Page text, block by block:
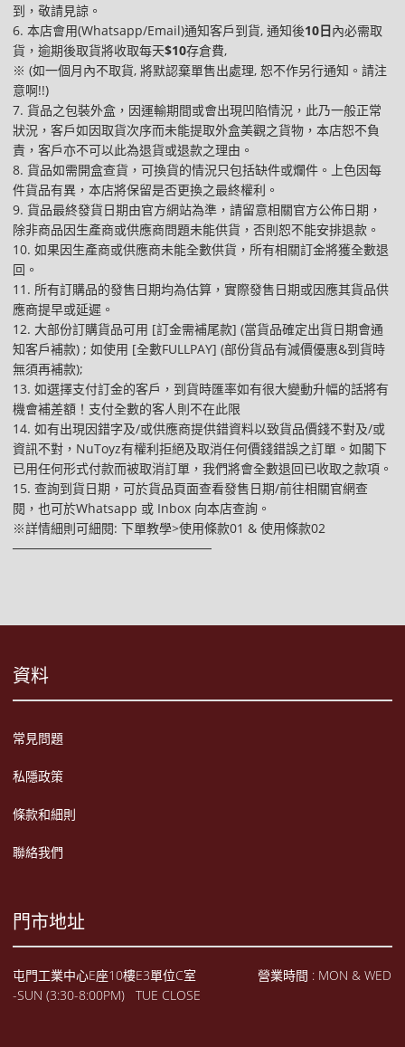
到，敬請見諒。
6. 本店會用(Whatsapp/Email)通知客戶到貨, 通知後10日內必需取
貨，逾期後取貨將收取每天$10存倉費,
※ (如一個月內不取貨, 將默認棄單售出處理, 恕不作另行通知。請注
意啊!!)
7. 貨品之包裝外盒，因運輸期間或會出現凹陷情況，此乃一般正常
狀況，客戶如因取貨次序而未能提取外盒美觀之貨物，本店恕不負
責，客戶亦不可以此為退貨或退款之理由。
8. 貨品如需開盒查貨，可換貨的情況只包括缺件或爛件。上色因每
件貨品有異，本店將保留是否更換之最終權利。
9. 貨品最終發貨日期由官方網站為準，請留意相關官方公佈日期，
除非商品因生產商或供應商問題未能供貨，否則恕不能安排退款。
10. 如果因生產商或供應商未能全數供貨，所有相關訂金將獲全數退
回。
11. 所有訂購品的發售日期均為估算，實際發售日期或因應其貨品供
應商提早或延遲。
12. 大部份訂購貨品可用 [訂金需補尾款] (當貨品確定出貨日期會通
知客戶補款) ; 如使用 [全數FULLPAY] (部份貨品有減價優惠&到貨時
無須再補款);
13. 如選擇支付訂金的客戶，到貨時匯率如有很大變動升幅的話將有
機會補差額！支付全數的客人則不在此限
14. 如有出現因錯字及/或供應商提供錯資料以致貨品價錢不對及/或
資訊不對，NuToyz有權利拒絕及取消任何價錢錯誤之訂單。如閣下
已用任何形式付款而被取消訂單，我們將會全數退回已收取之款項。
15. 查詢到貨日期，可於貨品頁面查看發售日期/前往相關官網查
閱，也可於Whatsapp 或 Inbox 向本店查詢。
※詳情細則可細閱: 下單教學>使用條款01 & 使用條款02
──────────────────────
資料
常見問題
私隱政策
條款和細則
聯絡我們
門市地址
屯門工業中心E座10樓E3單位C室 營業時間 : MON & WED
-SUN (3:30-8:00PM) TUE CLOSE